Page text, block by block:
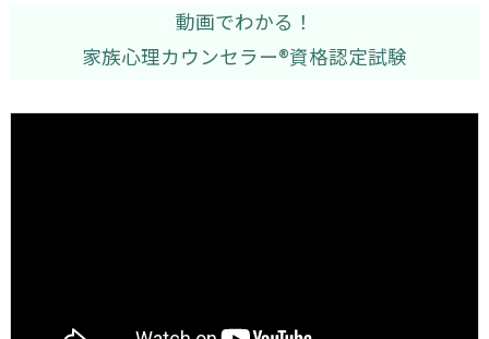
動画でわかる！
家族心理カウンセラー®資格認定試験